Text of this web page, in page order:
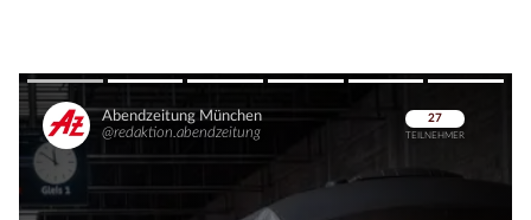
Überspringen